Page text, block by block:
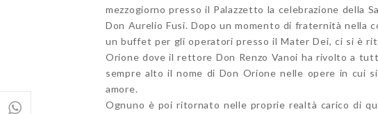
mezzogiorno presso il Palazzetto la celebrazione della
Don Aurelio Fusi. Dopo un momento di fraternità nella
un buffet per gli operatori presso il Mater Dei, ci si è
Orione dove il rettore Don Renzo Vanoi ha rivolto a
sempre alto il nome di Don Orione nelle opere in cui
amore.
Ognuno è poi ritornato nelle proprie realtà carico di